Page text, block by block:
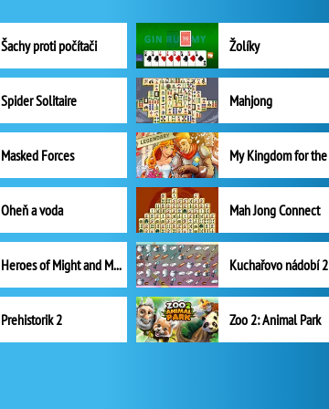
Šachy proti počítači Žolíky
Spider Solitaire Mahjong
Masked Forces
Oheň a voda Mah Jong Connect
Heroes of Might and Magic II Kuchařovo nádobí 2
Prehistorik 2 Zoo 2: Animal Park